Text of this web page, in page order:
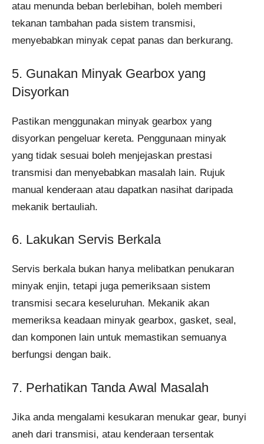
atau menunda beban berlebihan, boleh memberi
tekanan tambahan pada sistem transmisi,
menyebabkan minyak cepat panas dan berkurang.
5. Gunakan Minyak Gearbox yang
Disyorkan
Pastikan menggunakan minyak gearbox yang
disyorkan pengeluar kereta. Penggunaan minyak
yang tidak sesuai boleh menjejaskan prestasi
transmisi dan menyebabkan masalah lain. Rujuk
manual kenderaan atau dapatkan nasihat daripada
mekanik bertauliah.
6. Lakukan Servis Berkala
Servis berkala bukan hanya melibatkan penukaran
minyak enjin, tetapi juga pemeriksaan sistem
transmisi secara keseluruhan. Mekanik akan
memeriksa keadaan minyak gearbox, gasket, seal,
dan komponen lain untuk memastikan semuanya
berfungsi dengan baik.
7. Perhatikan Tanda Awal Masalah
Jika anda mengalami kesukaran menukar gear, bunyi
aneh dari transmisi, atau kenderaan tersentak